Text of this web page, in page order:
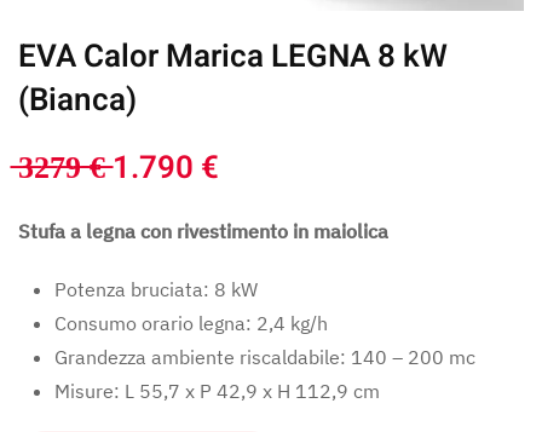
EVA Calor Marica LEGNA 8 kW
(Bianca)
̶3̶2̶7̶9̶ ̶€̶ 1.790 €
Stufa a legna con rivestimento in maiolica
Potenza bruciata: 8 kW
Consumo orario legna: 2,4 kg/h
Grandezza ambiente riscaldabile: 140 – 200 mc
Misure: L 55,7 x P 42,9 x H 112,9 cm